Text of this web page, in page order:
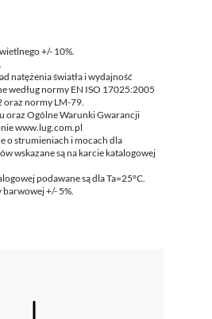
+/- 10%.
natężenia światła i wydajność
według normy EN ISO 17025:2005
oraz normy LM-79.
oraz Ogólne Warunki Gwarancji
www.lug.com.pl
o strumieniach i mocach dla
wskazane są na karcie katalogowej
podawane są dla Ta=25°C.
+/- 5%.